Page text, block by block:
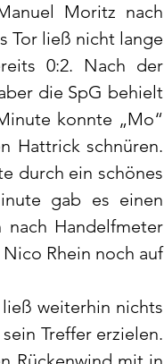
Moritz nach
Tor ließ nicht lange
0:2. Nach der
die SpG behielt
konnte „Mo“
Hattrick schnüren.
durch ein schönes
gab es einen
Handelfmeter
Rhein noch auf
weiterhin nichts
Treffer erzielen.